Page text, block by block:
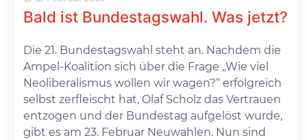
Bald ist Bundestagswahl. Was jetzt?
Die 21. Bundestagswahl steht an. Nachdem die
Ampel-Koalition sich über die Frage „Wie viel
Neoliberalismus wollen wir wagen?“ erfolgreich
selbst zerfleischt hat, Olaf Scholz das Vertrauen
entzogen und der Bundestag aufgelöst wurde,
gibt es am 23. Februar Neuwahlen. Nun sind